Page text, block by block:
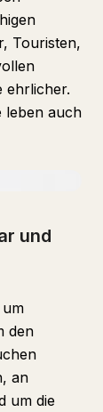
Touristen,
ehrlicher.
leben auch
und
den
an
um die